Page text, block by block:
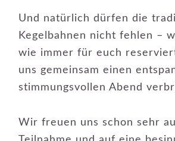
Und natürlich dürfen die
Kegelbahnen nicht fehlen –
wie immer für euch
uns gemeinsam einen
stimmungsvollen Abend
Wir freuen uns schon sehr